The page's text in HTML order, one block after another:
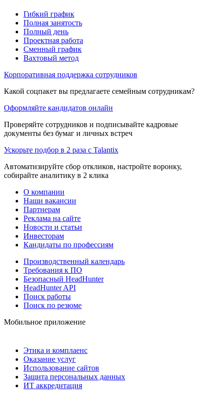
Гибкий график
Полная занятость
Полный день
Проектная работа
Сменный график
Вахтовый метод
Корпоративная поддержка сотрудников
Какой соцпакет вы предлагаете семейным сотрудникам?
Оформляйте кандидатов онлайн
Проверяйте сотрудников и подписывайте кадровые
документы без бумаг и личных встреч
Ускорьте подбор в 2 раза с Talantix
Автоматизируйте сбор откликов, настройте воронку,
собирайте аналитику в 2 клика
О компании
Наши вакансии
Партнерам
Реклама на сайте
Новости и статьи
Инвесторам
Кандидаты по профессиям
Производственный календарь
Требования к ПО
Безопасный HeadHunter
HeadHunter API
Поиск работы
Поиск по резюме
Мобильное приложение
Этика и комплаенс
Оказание услуг
Использование сайтов
Защита персональных данных
ИТ аккредитация